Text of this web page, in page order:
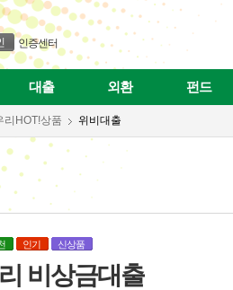
인증센터
대출 외환 펀드
리HOT!상품 위비대출
비상금대출
인기 신상품